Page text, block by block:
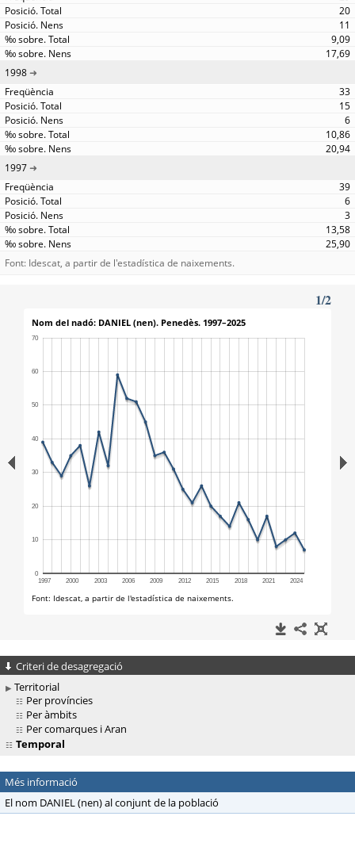
20
11
9,09
17,69
1998
33
15
6
10,86
20,94
1997
39
6
3
13,58
25,90
Font: Idescat, a partir de l'estadística de naixements.
Criteri de desagregació
Territorial
Per províncies
Per àmbits
Per comarques i Aran
Temporal
Més informació
El nom DANIEL (nen) al conjunt de la població